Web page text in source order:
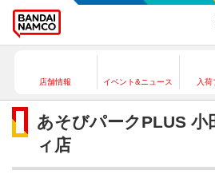
店舗情報 イベント&ニュース 入荷
あそびパークPLUS 小
ィ店